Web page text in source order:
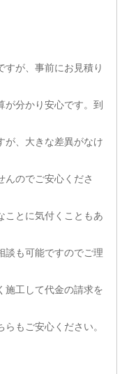
すが、事前にお見積り
が分かり安心です。到
が、大きな差異がなけ
んのでご安心くださ
ことに気付くこともあ
談も可能ですのでご理
施工して代金の請求を
もご安心ください。